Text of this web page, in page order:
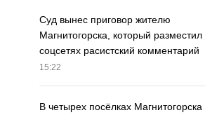
Суд вынес приговор жителю
Магнитогорска, который разместил
соцсетях расистский комментарий
15:22
В четырех посёлках Магнитогорска